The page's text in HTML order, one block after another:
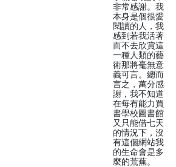
非常感謝。我
本身是個很愛
閱讀的人，我
感到若我活著
而不去欣賞這
一種人類的藝
術那將毫無意
義可言。總而
言之，萬分感
謝，我不知道
在每有能力買
書學校圖書館
又只能借七天
的情況下，沒
有這個網站我
的生命會是多
麼的荒蕪。